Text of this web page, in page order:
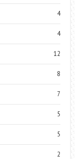
4
4
12
8
7
5
5
2